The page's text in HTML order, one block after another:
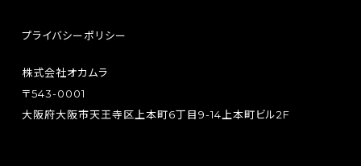
プライバシーポリシー
株式会社オカムラ
〒543-0001
大阪府大阪市天王寺区上本町6丁目9-14上本町ビル2F